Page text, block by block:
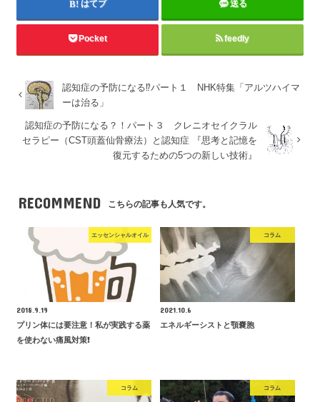
はてブ 送る
Pocket feedly
認知症の予防になる⁉️パート１ NHK特集「アルツハイマ
ーは治る」
認知症の予防になる？！パート３ クレニオセイクラル
セラピー（CST頭蓋仙骨療法）と認知症 『思考と記憶を
復元するための5つの新しい技術』
RECOMMEND こちらの記事も人気です。
エッセンシャルオイル
2018.9.19
プリン体には要注意！私が実践する薬
を使わない痛風対策❗️
コラム
2021.10.6
エネルギーシストと顎嚢胞
コラム コラム